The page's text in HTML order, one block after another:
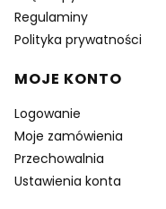
Regulaminy
Polityka prywatności
MOJE KONTO
Logowanie
Moje zamówienia
Przechowalnia
Ustawienia konta